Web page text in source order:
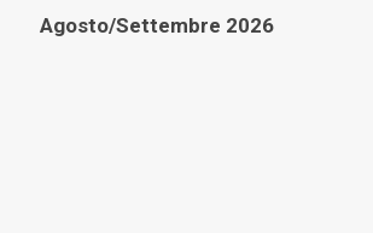
Agosto/Settembre 2026